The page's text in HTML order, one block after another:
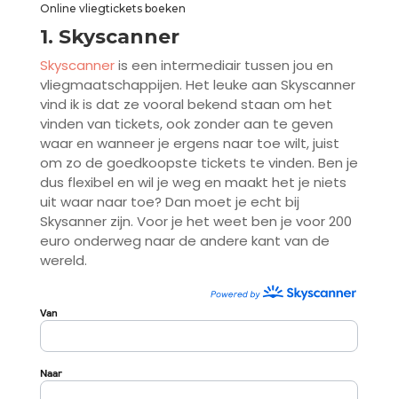
Online vliegtickets boeken
1. Skyscanner
Skyscanner is een intermediair tussen jou en
vliegmaatschappijen. Het leuke aan Skyscanner
vind ik is dat ze vooral bekend staan om het
vinden van tickets, ook zonder aan te geven
waar en wanneer je ergens naar toe wilt, juist
om zo de goedkoopste tickets te vinden. Ben je
dus flexibel en wil je weg en maakt het je niets
uit waar naar toe? Dan moet je echt bij
Skysanner zijn. Voor je het weet ben je voor 200
euro onderweg naar de andere kant van de
wereld.